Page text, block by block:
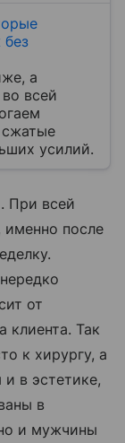
а
всей
сжатые
усилий.
При всей
именно после
от
клиента. Так
к хирургу, а
в эстетике,
в
и мужчины